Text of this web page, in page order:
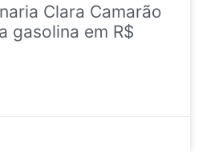
Clara Camarão
gasolina em R$